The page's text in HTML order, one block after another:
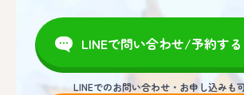
LINEで問い合わせ/予約する
LINEでのお問い合わせ・お申し込みも